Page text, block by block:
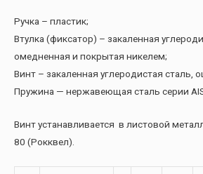
Ручка – пластик;
Втулка (фиксатор) – закаленная
омедненная и покрытая никелем;
Винт – закаленная углеродистая сталь,
Пружина — нержавеющая сталь серии
Винт устанавливается в листовой
80 (Рокквел).